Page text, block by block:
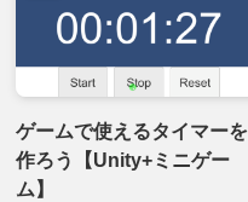
ゲームで使えるタイマーを
作ろう【Unity+ミニゲー
ム】